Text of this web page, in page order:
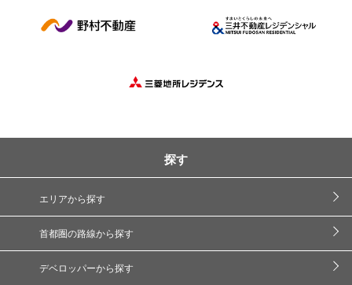
探す
エリアから探す
首都圏の路線から探す
デベロッパーから探す